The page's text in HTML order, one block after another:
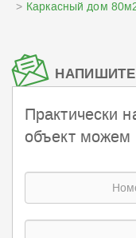
Каркасный дом
Практически
объект можем